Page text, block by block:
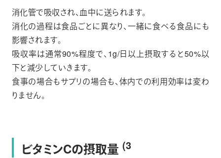
消化管で吸収され、血中に送られます。
消化の過程は食品ごとに異なり、一緒に食べる食品にも
影響されます。
吸収率は通常90%程度で、1g/日以上摂取すると50%以
下と減少していきます。
食事の場合もサプリの場合も、体内での利用効率は変わ
りません。
ビタミンCの摂取量(3